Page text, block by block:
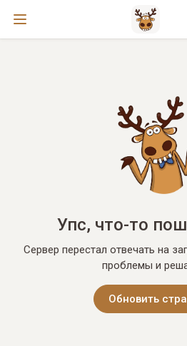
Упс, что-то
Сервер перестал отвечать на
проблемы и
Обновить